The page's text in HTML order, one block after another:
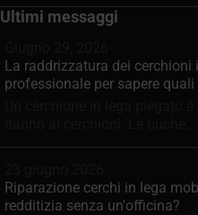
Ultimi messaggi
La raddrizzatura dei cerchioni
professionale per sapere
Riparazione cerchi in lega
redditizia senza un'officina?